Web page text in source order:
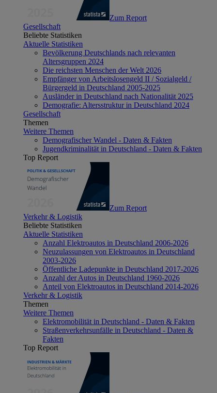
Zum Report
Gesellschaft
Beliebte Statistiken
Aktuelle Statistiken
Bevölkerung Deutschlands nach relevanten
Altersgruppen 2024
Die reichsten Menschen der Welt 2026
Empfänger von Arbeitslosengeld II / Sozialgeld /
Bürgergeld in Deutschland 2005-2025
Ausländer in Deutschland nach Nationalität 2025
Demografie: Altersstruktur in Deutschland 2024
Gesellschaft
Themen
Weitere Themen
Demografischer Wandel - Daten & Fakten
Jugendkriminalität in Deutschland - Daten & Fakten
Top Report
Zum Report
Verkehr & Logistik
Beliebte Statistiken
Aktuelle Statistiken
Anzahl Elektroautos in Deutschland 2006-2026
Neuzulassungen von Elektroautos in Deutschland
2003-2026
Öffentliche Ladepunkte in Deutschland 2017-2026
Anzahl der Autos in Deutschland 1960-2026
Anteil von Elektroautos in Deutschland 2014-2026
Verkehr & Logistik
Themen
Weitere Themen
Elektromobilität in Deutschland - Daten & Fakten
Straßenverkehrsunfälle in Deutschland - Daten &
Fakten
Top Report